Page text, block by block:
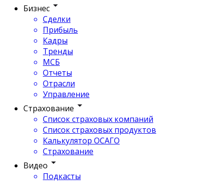
Бизнес
Сделки
Прибыль
Кадры
Тренды
МСБ
Отчеты
Отрасли
Управление
Страхование
Список страховых компаний
Список страховых продуктов
Калькулятор ОСАГО
Страхование
Видео
Подкасты